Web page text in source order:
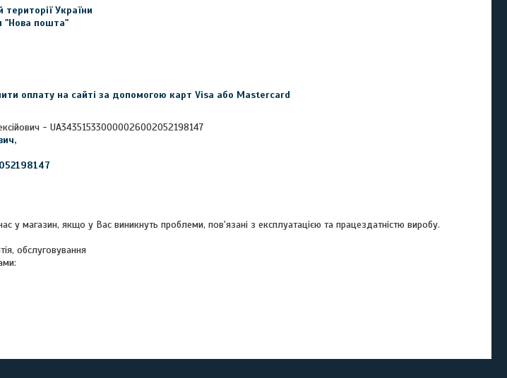
України
"Нова пошта"
оплату на сайті за допомогою карт Visa або Mastercard
- UA343515330000026002052198147
у магазин, якщо у Вас виникнуть проблеми, пов'язані з експлуатацією та працездатністю виробу.
обслуговування